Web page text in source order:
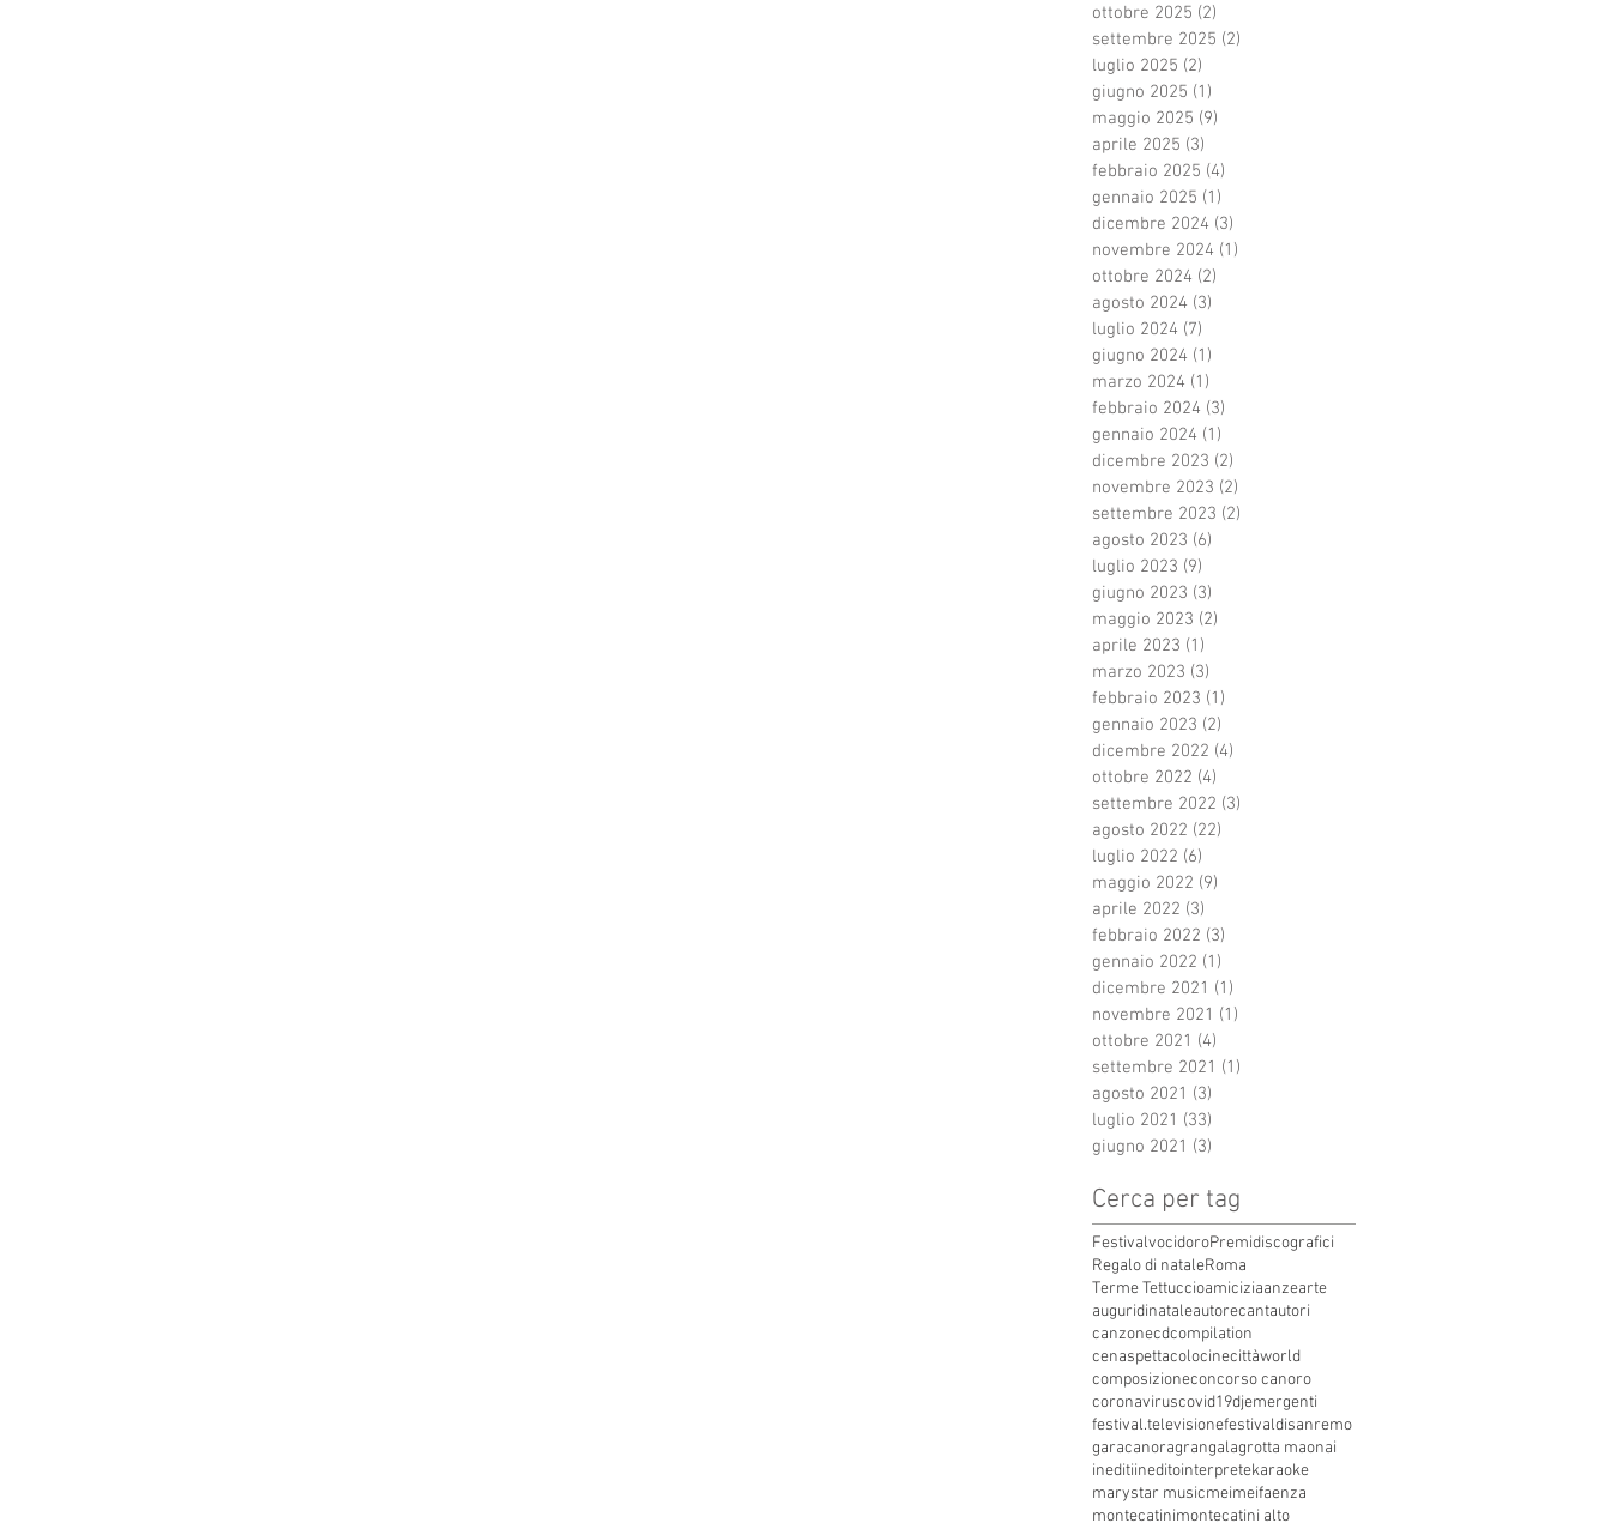
ottobre 2025 (2)
settembre 2025 (2)
luglio 2025 (2)
giugno 2025 (1)
maggio 2025 (9)
aprile 2025 (3)
febbraio 2025 (4)
gennaio 2025 (1)
dicembre 2024 (3)
novembre 2024 (1)
ottobre 2024 (2)
agosto 2024 (3)
luglio 2024 (7)
giugno 2024 (1)
marzo 2024 (1)
febbraio 2024 (3)
gennaio 2024 (1)
dicembre 2023 (2)
novembre 2023 (2)
settembre 2023 (2)
agosto 2023 (6)
luglio 2023 (9)
giugno 2023 (3)
maggio 2023 (2)
aprile 2023 (1)
marzo 2023 (3)
febbraio 2023 (1)
gennaio 2023 (2)
dicembre 2022 (4)
ottobre 2022 (4)
settembre 2022 (3)
agosto 2022 (22)
luglio 2022 (6)
maggio 2022 (9)
aprile 2022 (3)
febbraio 2022 (3)
gennaio 2022 (1)
dicembre 2021 (1)
novembre 2021 (1)
ottobre 2021 (4)
settembre 2021 (1)
agosto 2021 (3)
luglio 2021 (33)
giugno 2021 (3)
Cerca per tag
FestivalvocidoroPremidiscografici
Regalo di nataleRoma
Terme Tettuccioamiciziaanzearte
auguridinataleautorecantautori
canzonecdcompilation
cenaspettacolocinecittàworld
composizioneconcorso canoro
coronaviruscovid19djemergenti
festival.televisionefestivaldisanremo
garacanoragrangalagrotta maonai
ineditiineditointerpretekaraoke
marystar musicmeimeifaenza
montecatinimontecatini alto